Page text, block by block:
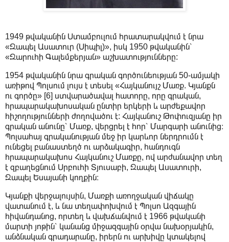
1949 թվականին Ստամբուլում հրատարակվում է նրա
«Զապել Ասատուր (Սիպիլ)», իսկ 1950 թվականին՝
«Զարուհի Գալեմքերյան» աշխատությունները:
1954 թվականին նրա գրական գործունեության 50-ամյակի
առիթով Պոլսում լույս է տեսել «Հայկանույշ Մառք. Կյանքն
ու գործը» [6] ստվարածավալ հատորը, որը գրական,
հրապարակախոսական ընտիր երկերի և արժեքավոր
հիշողությունների ժողովածու է: Հայկանուշ Թոփուզյանը իր
գրական անունը՝ Մառք, վերցրել է հոր՝ Մարգարի անունից։
Պոլսահայ գրականության մեջ իր կարևոր ներդրումն է
ունեցել բանաստեղծ ու արձակագիր, հանդուգն
հրապարակախոս Հայկանուշ Մառքը, ով արժանավոր տեղ
է զբաղեցնում Սրբուհի Տյուսաբի, Զապել Ասատուրի,
Զապել Եսայանի կողքին։
Կյանքի վերջալույսին, Մառքի առողջական վիճակը
վատանում է, և նա տեղափոխվում է Պոլսո Ազգային
հիվանդանոց, որտեղ և վախճանվում է 1966 թվականի
մարտի յոթին՝ կանանց միջազգային օրվա նախօրյակին,
անձնական գրադարանը, իրերն ու արխիվը կտակելով